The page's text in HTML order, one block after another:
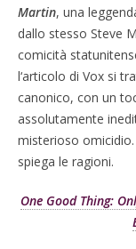
Martin, una
dallo stesso Steve
comicità
l‘articolo di Vox si
canonico, con un
assolutamente
misterioso
spiega le ragioni.
One Good Thing: